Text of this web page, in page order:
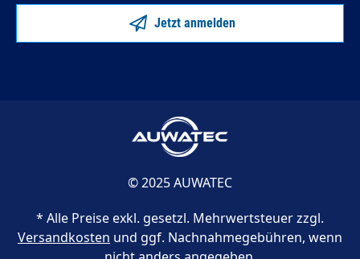
Jetzt anmelden
© 2025 AUWATEC
* Alle Preise exkl. gesetzl. Mehrwertsteuer zzgl.
Versandkosten und ggf. Nachnahmegebühren, wenn